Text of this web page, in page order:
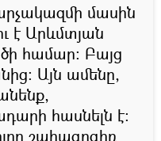
մասին
է Արևմտյան
համար։ Բայց
Այն ամենը,
հասնելն է։
շահագրգիռ